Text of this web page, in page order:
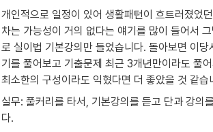
개인적으로 일정이 있어 생활패턴이 흐트러졌었
차는 가능성이 거의 없다는 얘기를 많이 들어서
로 실이법 기본강의만 들었습니다. 돌아보면 이
기를 풀어보고 기출문제 최근 3개년만이라도 풀
최소한의 구성이라도 익혔다면 더 좋았을 것 같습
실무: 풀커리를 타서, 기본강의를 듣고 단과 강의
다.